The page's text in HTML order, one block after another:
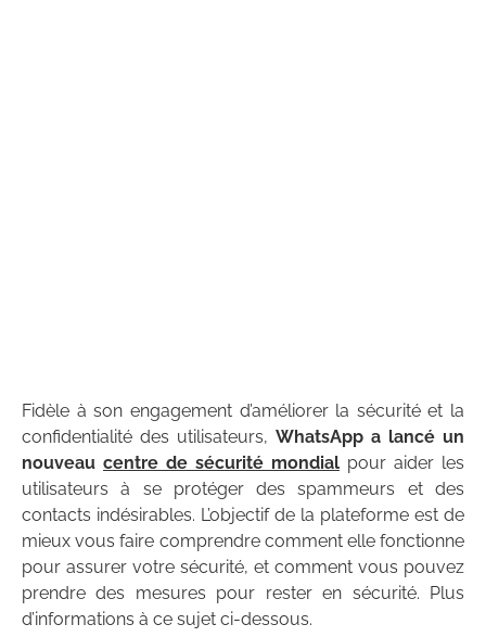
Fidèle à son engagement d’améliorer la sécurité et la
confidentialité des utilisateurs, WhatsApp a lancé un
nouveau centre de sécurité mondial pour aider les
utilisateurs à se protéger des spammeurs et des
contacts indésirables. L’objectif de la plateforme est de
mieux vous faire comprendre comment elle fonctionne
pour assurer votre sécurité, et comment vous pouvez
prendre des mesures pour rester en sécurité. Plus
d’informations à ce sujet ci-dessous.